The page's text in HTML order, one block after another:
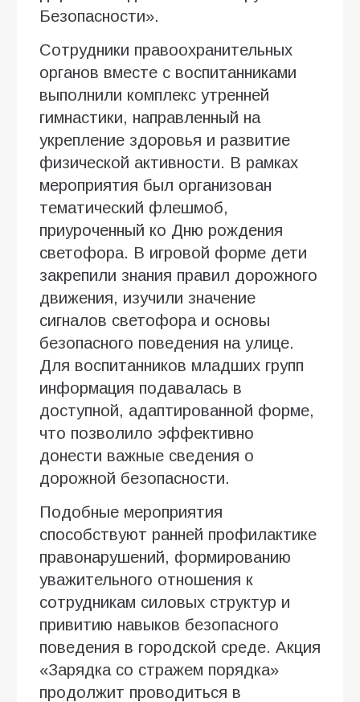
Безопасности».
Сотрудники правоохранительных
органов вместе с воспитанниками
выполнили комплекс утренней
гимнастики, направленный на
укрепление здоровья и развитие
физической активности. В рамках
мероприятия был организован
тематический флешмоб,
приуроченный ко Дню рождения
светофора. В игровой форме дети
закрепили знания правил дорожного
движения, изучили значение
сигналов светофора и основы
безопасного поведения на улице.
Для воспитанников младших групп
информация подавалась в
доступной, адаптированной форме,
что позволило эффективно
донести важные сведения о
дорожной безопасности.
Подобные мероприятия
способствуют ранней профилактике
правонарушений, формированию
уважительного отношения к
сотрудникам силовых структур и
привитию навыков безопасного
поведения в городской среде. Акция
«Зарядка со стражем порядка»
продолжит проводиться в